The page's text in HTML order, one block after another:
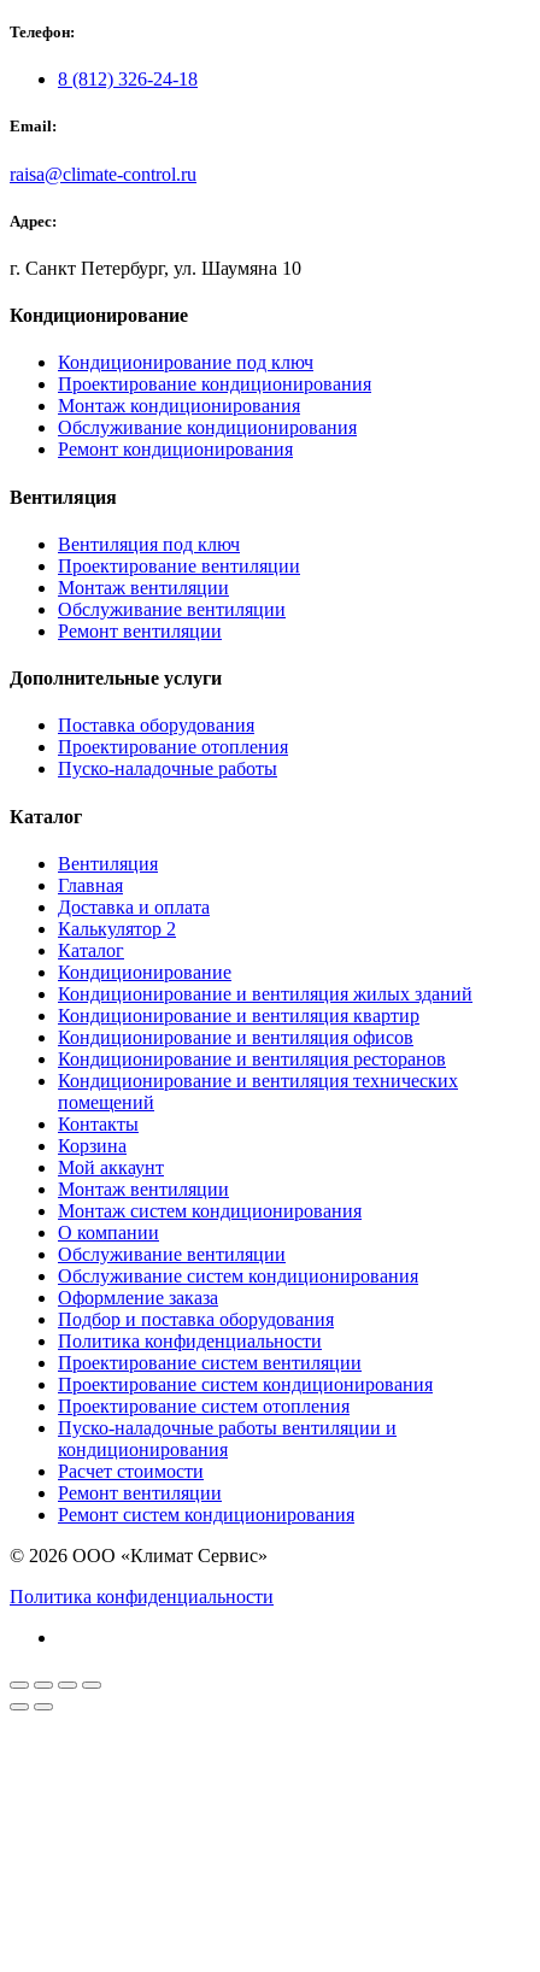
Телефон:
8 (812) 326-24-18
Email:
raisa@climate-control.ru
Адрес:
г. Санкт Петербург, ул. Шаумяна 10
Кондиционирование
Кондиционирование под ключ
Проектирование кондиционирования
Монтаж кондиционирования
Обслуживание кондиционирования
Ремонт кондиционирования
Вентиляция
Вентиляция под ключ
Проектирование вентиляции
Монтаж вентиляции
Обслуживание вентиляции
Ремонт вентиляции
Дополнительные услуги
Поставка оборудования
Проектирование отопления
Пуско-наладочные работы
Каталог
Вентиляция
Главная
Доставка и оплата
Калькулятор 2
Каталог
Кондиционирование
Кондиционирование и вентиляция жилых зданий
Кондиционирование и вентиляция квартир
Кондиционирование и вентиляция офисов
Кондиционирование и вентиляция ресторанов
Кондиционирование и вентиляция технических
помещений
Контакты
Корзина
Мой аккаунт
Монтаж вентиляции
Монтаж систем кондиционирования
О компании
Обслуживание вентиляции
Обслуживание систем кондиционирования
Оформление заказа
Подбор и поставка оборудования
Политика конфиденциальности
Проектирование систем вентиляции
Проектирование систем кондиционирования
Проектирование систем отопления
Пуско-наладочные работы вентиляции и
кондиционирования
Расчет стоимости
Ремонт вентиляции
Ремонт систем кондиционирования
© 2026 ООО «Климат Сервис»
Политика конфиденциальности